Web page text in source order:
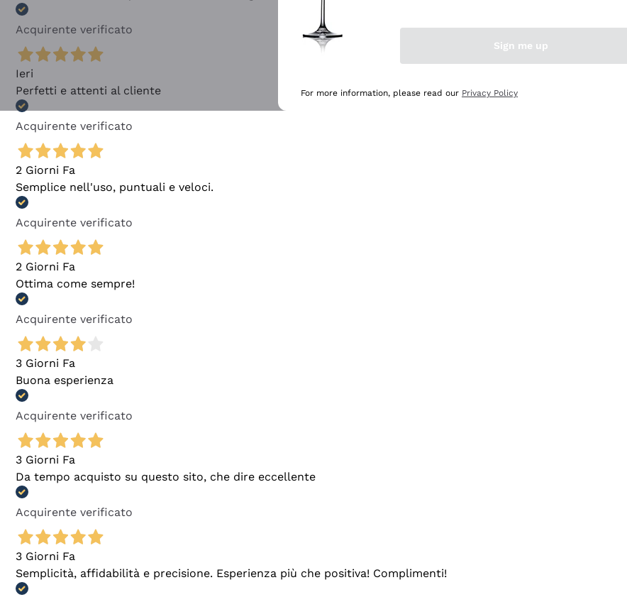
Acquirente verificato
Ieri
Perfetti e attenti al cliente
Acquirente verificato
2 Giorni Fa
Semplice nell'uso, puntuali e veloci.
Acquirente verificato
2 Giorni Fa
Ottima come sempre!
Acquirente verificato
3 Giorni Fa
Buona esperienza
Acquirente verificato
3 Giorni Fa
Da tempo acquisto su questo sito, che dire eccellente
Acquirente verificato
3 Giorni Fa
Semplicità, affidabilità e precisione. Esperienza più che positiva! Complimenti!
Sign me up
For more information, please read our Privacy Policy